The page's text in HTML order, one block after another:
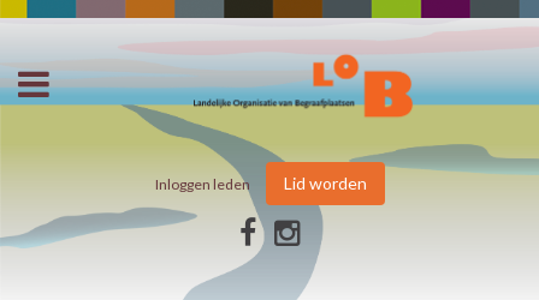
Inloggen leden Lid worden